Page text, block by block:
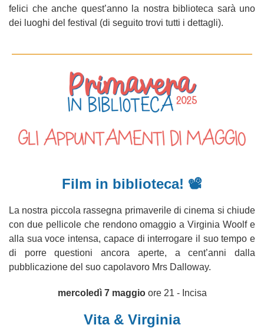
felici che anche quest’anno la nostra biblioteca sarà uno
dei luoghi del festival (di seguito trovi tutti i dettagli).
Film in biblioteca! 📽️
La nostra piccola rassegna primaverile di cinema si chiude
con due pellicole che rendono omaggio a Virginia Woolf e
alla sua voce intensa, capace di interrogare il suo tempo e
di porre questioni ancora aperte, a cent’anni dalla
pubblicazione del suo capolavoro Mrs Dalloway.
mercoledì 7 maggio ore 21 - Incisa
Vita & Virginia